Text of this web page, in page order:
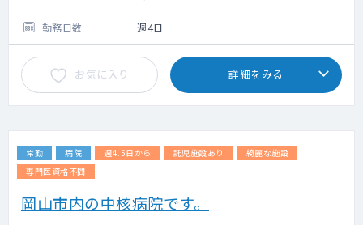
勤務日数 週4日
お気に入り 詳細をみる
常勤 病院 週4.5日から 託児施設あり
綺麗な施設
専門医資格不問
岡山市内の中核病院です。